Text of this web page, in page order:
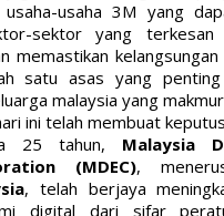
usaha 3M yang
sektor yang terkesan
memastikan
satu asas yang penting
malaysia yang
ini telah membuat
25 tahun, Malaysia
(MDEC),
, telah berjaya
digital dari sifar